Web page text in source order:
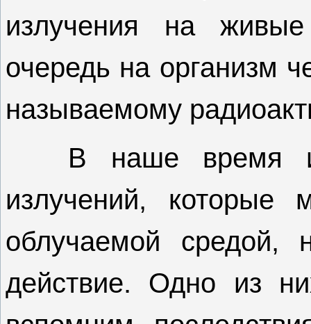
излучения на
очередь на организм
называемому
В наше время
излучений, которые
облучаемой средой,
действие. Одно из